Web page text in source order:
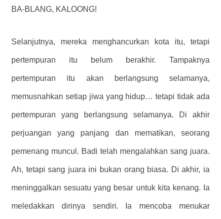
BA-BLANG, KALOONG!
Selanjutnya, mereka menghancurkan kota itu, tetapi
pertempuran itu belum berakhir. Tampaknya
pertempuran itu akan berlangsung selamanya,
memusnahkan setiap jiwa yang hidup… tetapi tidak ada
pertempuran yang berlangsung selamanya. Di akhir
perjuangan yang panjang dan mematikan, seorang
pemenang muncul. Badi telah mengalahkan sang juara.
Ah, tetapi sang juara ini bukan orang biasa. Di akhir, ia
meninggalkan sesuatu yang besar untuk kita kenang. Ia
meledakkan dirinya sendiri. Ia mencoba menukar